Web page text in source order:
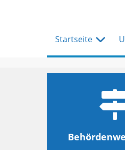
Startseite